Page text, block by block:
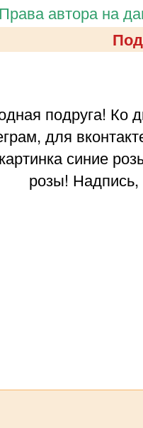
Права автора на
подруга! Ко
для
синие
розы!